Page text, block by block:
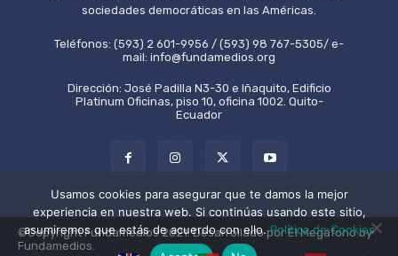
sociedades democráticas en las Américas.
Teléfonos: (593) 2 601-9956 / (593) 98 767-5305/ e-
mail: info@fundamedios.org
Dirección: José Padilla N3-30 e Iñaquito, Edificio
Platinum Oficinas, piso 10, oficina 1002. Quito-
Ecuador
©Copyright Fundamedios 2021. Desarrollado por El Megáfono by
Fundamedios.
Usamos cookies para asegurar que te damos la mejor
experiencia en nuestra web. Si continúas usando este sitio,
asumiremos que estás de acuerdo con ello.Política de Cookies